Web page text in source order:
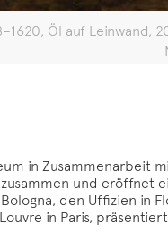
Öl auf
in Zusammenarbeit
und
den Uffizien in
in Paris,